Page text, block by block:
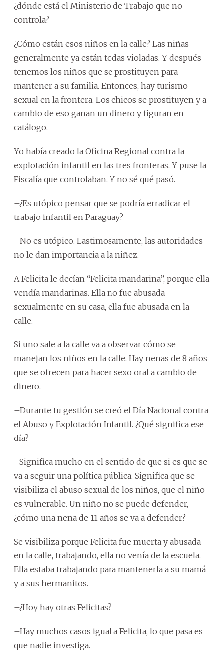
¿dónde está el Ministerio de Trabajo que no
controla?
¿Cómo están esos niños en la calle? Las niñas
generalmente ya están todas violadas. Y después
tenemos los niños que se prostituyen para
mantener a su familia. Entonces, hay turismo
sexual en la frontera. Los chicos se prostituyen y a
cambio de eso ganan un dinero y figuran en
catálogo.
Yo había creado la Oficina Regional contra la
explotación infantil en las tres fronteras. Y puse la
Fiscalía que controlaban. Y no sé qué pasó.
–¿Es utópico pensar que se podría erradicar el
trabajo infantil en Paraguay?
–No es utópico. Lastimosamente, las autoridades
no le dan importancia a la niñez.
A Felicita le decían “Felicita mandarina”, porque ella
vendía mandarinas. Ella no fue abusada
sexualmente en su casa, ella fue abusada en la
calle.
Si uno sale a la calle va a observar cómo se
manejan los niños en la calle. Hay nenas de 8 años
que se ofrecen para hacer sexo oral a cambio de
dinero.
–Durante tu gestión se creó el Día Nacional contra
el Abuso y Explotación Infantil. ¿Qué significa ese
día?
–Significa mucho en el sentido de que si es que se
va a seguir una política pública. Significa que se
visibiliza el abuso sexual de los niños, que el niño
es vulnerable. Un niño no se puede defender,
¿cómo una nena de 11 años se va a defender?
Se visibiliza porque Felicita fue muerta y abusada
en la calle, trabajando, ella no venía de la escuela.
Ella estaba trabajando para mantenerla a su mamá
y a sus hermanitos.
–¿Hoy hay otras Felicitas?
–Hay muchos casos igual a Felicita, lo que pasa es
que nadie investiga.